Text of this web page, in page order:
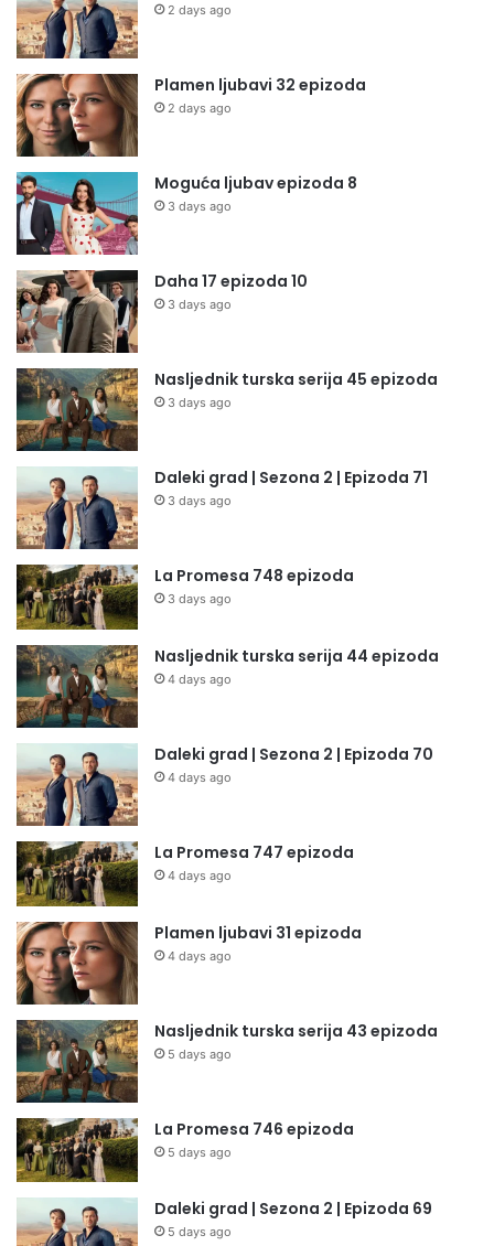
2 days ago
Plamen ljubavi 32 epizoda
2 days ago
Moguća ljubav epizoda 8
3 days ago
Daha 17 epizoda 10
3 days ago
Nasljednik turska serija 45 epizoda
3 days ago
Daleki grad | Sezona 2 | Epizoda 71
3 days ago
La Promesa 748 epizoda
3 days ago
Nasljednik turska serija 44 epizoda
4 days ago
Daleki grad | Sezona 2 | Epizoda 70
4 days ago
La Promesa 747 epizoda
4 days ago
Plamen ljubavi 31 epizoda
4 days ago
Nasljednik turska serija 43 epizoda
5 days ago
La Promesa 746 epizoda
5 days ago
Daleki grad | Sezona 2 | Epizoda 69
5 days ago